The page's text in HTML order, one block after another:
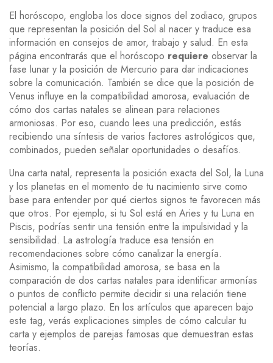
El horóscopo, engloba los doce signos del zodiaco, grupos
que representan la posición del Sol al nacer y traduce esa
información en consejos de amor, trabajo y salud. En esta
página encontrarás que el horóscopo requiere observar la
fase lunar y la posición de Mercurio para dar indicaciones
sobre la comunicación. También se dice que la posición de
Venus influye en la compatibilidad amorosa, evaluación de
cómo dos cartas natales se alinean para relaciones
armoniosas. Por eso, cuando lees una predicción, estás
recibiendo una síntesis de varios factores astrológicos que,
combinados, pueden señalar oportunidades o desafíos.
Una carta natal, representa la posición exacta del Sol, la Luna
y los planetas en el momento de tu nacimiento sirve como
base para entender por qué ciertos signos te favorecen más
que otros. Por ejemplo, si tu Sol está en Aries y tu Luna en
Piscis, podrías sentir una tensión entre la impulsividad y la
sensibilidad. La astrología traduce esa tensión en
recomendaciones sobre cómo canalizar la energía.
Asimismo, la compatibilidad amorosa, se basa en la
comparación de dos cartas natales para identificar armonías
o puntos de conflicto permite decidir si una relación tiene
potencial a largo plazo. En los artículos que aparecen bajo
este tag, verás explicaciones simples de cómo calcular tu
carta y ejemplos de parejas famosas que demuestran estas
teorías.